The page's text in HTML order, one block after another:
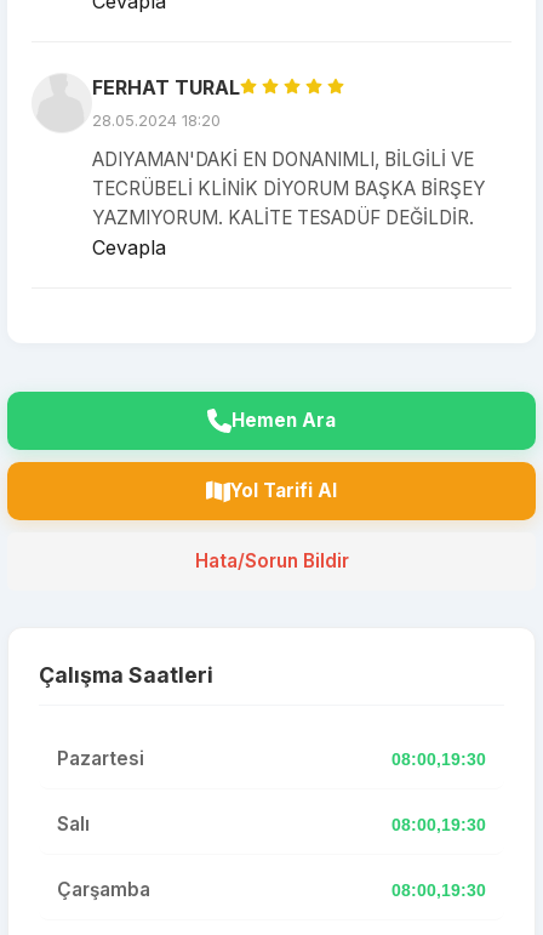
FERHAT TURAL
28.05.2024 18:20
ADIYAMAN'DAKİ EN DONANIMLI, BİLGİLİ VE
TECRÜBELİ KLİNİK DİYORUM BAŞKA BİRŞEY
YAZMIYORUM. KALİTE TESADÜF DEĞİLDİR.
Cevapla
Hemen Ara
Yol Tarifi Al
Hata/Sorun Bildir
Çalışma Saatleri
Pazartesi 08:00,19:30
Salı 08:00,19:30
Çarşamba 08:00,19:30